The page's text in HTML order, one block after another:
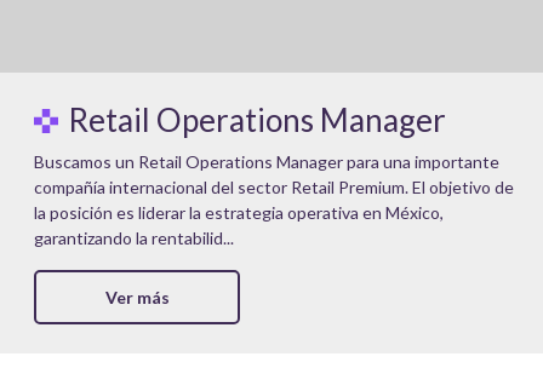
Retail Operations Manager
Buscamos un Retail Operations Manager para una importante
compañía internacional del sector Retail Premium. El objetivo de
la posición es liderar la estrategia operativa en México,
garantizando la rentabilid...
Ver más